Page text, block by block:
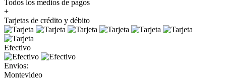
Todos los medios de pagos
+
Tarjetas de crédito y débito
Efectivo
Envios:
Montevideo